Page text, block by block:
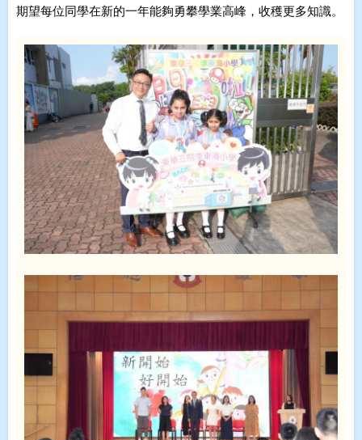
期望每位同學在新的一年能夠勇攀學業高峰，收穫更多知識。